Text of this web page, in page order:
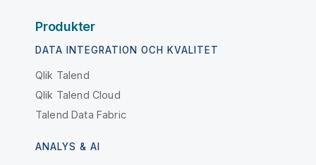
Produkter
DATA INTEGRATION OCH KVALITET
Qlik Talend
Qlik Talend Cloud
Talend Data Fabric
ANALYS & AI